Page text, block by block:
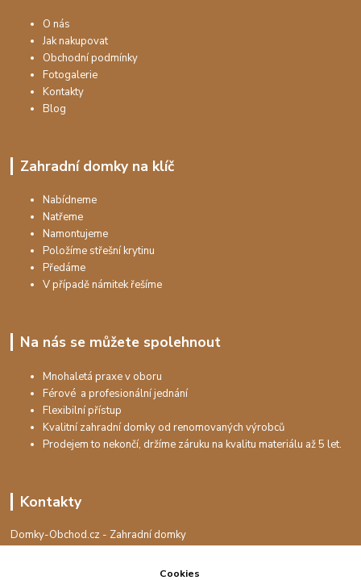
O nás
Jak nakupovat
Obchodní podmínky
Fotogalerie
Kontakty
Blog
Zahradní domky na klíč
Nabídneme
Natřeme
Namontujeme
Položíme střešní krytinu
Předáme
V případě námitek řešíme
Na nás se můžete spolehnout
Mnohaletá praxe v oboru
Férové a profesionální jednání
Flexibilní přístup
Kvalitní zahradní domky od renomovaných výrobců
Prodejem to nekončí, držíme záruku na kvalitu materiálu až 5 let.
Kontakty
Domky-Obchod.cz - Zahradní domky
+420 730 501 925
Cookies